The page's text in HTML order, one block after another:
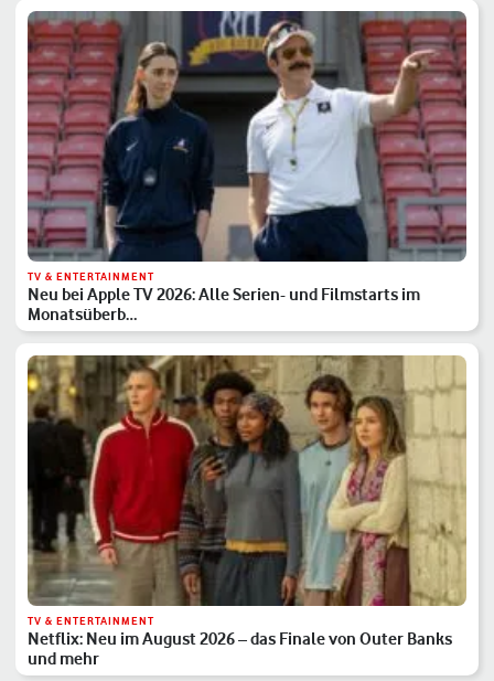
TV & ENTERTAINMENT
Neu bei Apple TV 2026: Alle Serien- und Filmstarts im
Monatsüberb…
TV & ENTERTAINMENT
Netflix: Neu im August 2026 – das Finale von Outer Banks
und mehr